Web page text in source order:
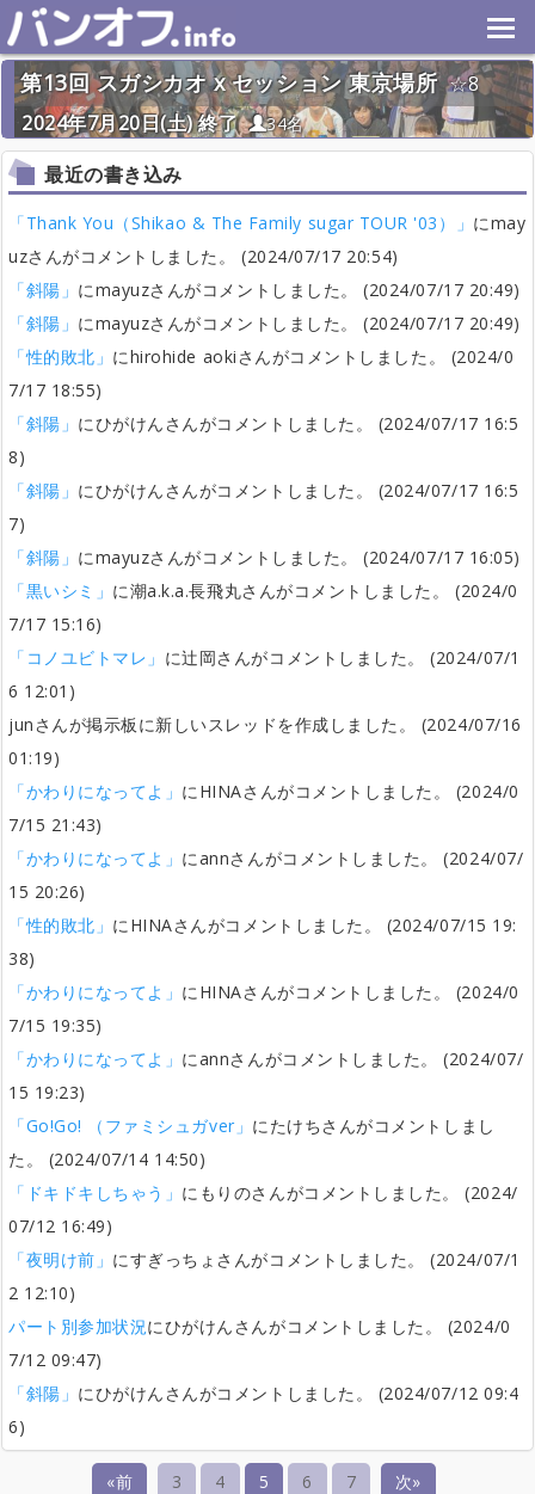
第13回 スガシカオ x セッション 東京場所
8
2024年7月20日(土) 終了
34名
最近の書き込み
「Thank You（Shikao & The Family sugar TOUR '03）」 にmay
uzさんがコメントしました。 (2024/07/17 20:54)
「斜陽」 にmayuzさんがコメントしました。 (2024/07/17 20:49)
「斜陽」 にmayuzさんがコメントしました。 (2024/07/17 20:49)
「性的敗北」 にhirohide aokiさんがコメントしました。 (2024/0
7/17 18:55)
「斜陽」 にひがけんさんがコメントしました。 (2024/07/17 16:5
8)
「斜陽」 にひがけんさんがコメントしました。 (2024/07/17 16:5
7)
「斜陽」 にmayuzさんがコメントしました。 (2024/07/17 16:05)
「黒いシミ」 に潮a.k.a.長飛丸さんがコメントしました。 (2024/0
7/17 15:16)
「コノユビトマレ」 に辻岡さんがコメントしました。 (2024/07/1
6 12:01)
junさんが掲示板に新しいスレッドを作成しました。 (2024/07/16
01:19)
「かわりになってよ」 にHINAさんがコメントしました。 (2024/0
7/15 21:43)
「かわりになってよ」 にannさんがコメントしました。 (2024/07/
15 20:26)
「性的敗北」 にHINAさんがコメントしました。 (2024/07/15 19:
38)
「かわりになってよ」 にHINAさんがコメントしました。 (2024/0
7/15 19:35)
「かわりになってよ」 にannさんがコメントしました。 (2024/07/
15 19:23)
「Go!Go! （ファミシュガver」 にたけちさんがコメントしまし
た。 (2024/07/14 14:50)
「ドキドキしちゃう」 にもりのさんがコメントしました。 (2024/
07/12 16:49)
「夜明け前」 にすぎっちょさんがコメントしました。 (2024/07/1
2 12:10)
パート別参加状況にひがけんさんがコメントしました。 (2024/0
7/12 09:47)
「斜陽」 にひがけんさんがコメントしました。 (2024/07/12 09:4
6)
«前 3 4 5 6 7 次»